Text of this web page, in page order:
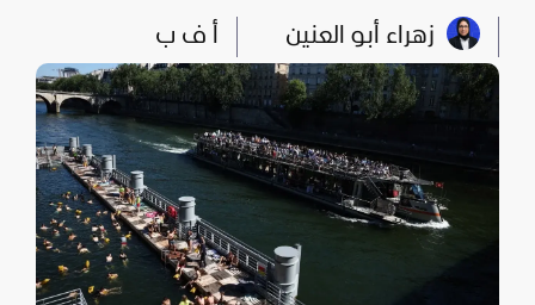
زهراء أبو العنين أ ف ب